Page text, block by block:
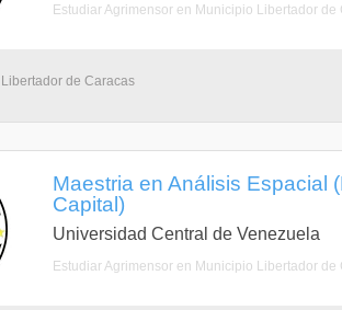
Estudiar Agrimensor en Municipio Libertador de
de Caracas
Maestria en Análisis Espacial
Capital)
Universidad Central de Venezuela
Estudiar Agrimensor en Municipio Libertador de